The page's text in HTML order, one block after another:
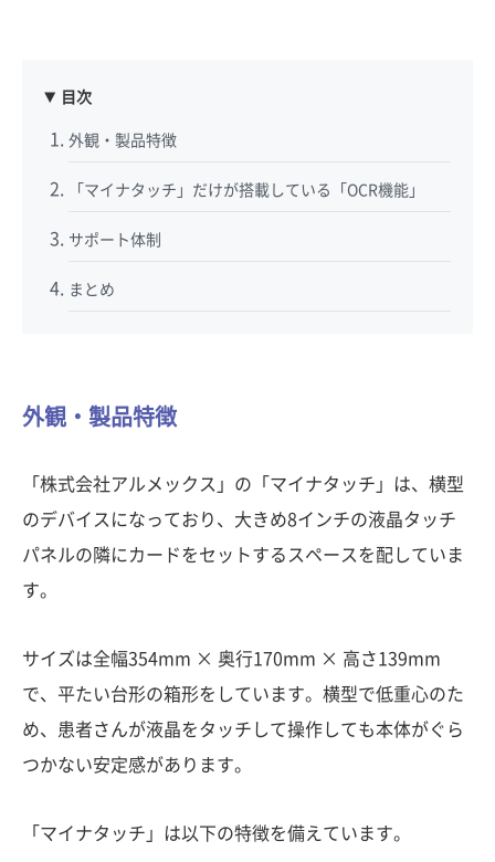
目次
外観・製品特徴
「マイナタッチ」だけが搭載している「OCR機能」
サポート体制
まとめ
外観・製品特徴
「株式会社アルメックス」の「マイナタッチ」は、横型
のデバイスになっており、大きめ8インチの液晶タッチ
パネルの隣にカードをセットするスペースを配していま
す。
サイズは全幅354mm × 奥行170mm × 高さ139mm
で、平たい台形の箱形をしています。横型で低重心のた
め、患者さんが液晶をタッチして操作しても本体がぐら
つかない安定感があります。
「マイナタッチ」は以下の特徴を備えています。